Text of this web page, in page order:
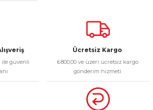
ile güvenli
Ücretsiz Kargo
₺800,00 ve üzeri ücretsiz kargo
gönderim hizmeti